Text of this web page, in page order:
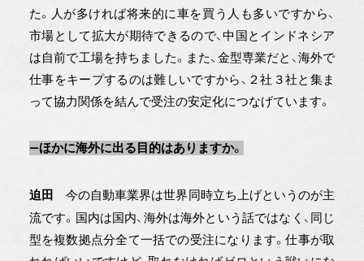
た。人が多ければ将来的に車を買う人も多いですから、
市場として拡大が期待できるので、中国とインドネシア
は自前で工場を持ちました。また、金型専業だと、海外で
仕事をキープするのは難しいですから、２社３社と集ま
って協力関係を結んで受注の安定化につなげています。
―ほかに海外に出る目的はありますか。
迫田
今の自動車業界は世界同時立ち上げというのが主
流です。国内は国内、海外は海外という話ではなく、同じ
型を複数拠点分全て一括での受注になります。仕事が取